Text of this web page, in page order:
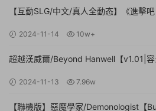
【互動SLG/中文/真人全動态】《進擊
2024-11-14 10w+
超越漢威爾/Beyond Hanwell【v1.01|
2024-11-13 7.96w
【聯機版】惡魔學家/Demonologist【